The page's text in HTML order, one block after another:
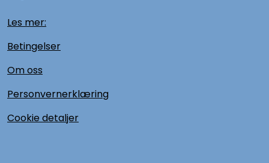
Les mer:
Betingelser
Om oss
Personvernerklæring
Cookie detaljer